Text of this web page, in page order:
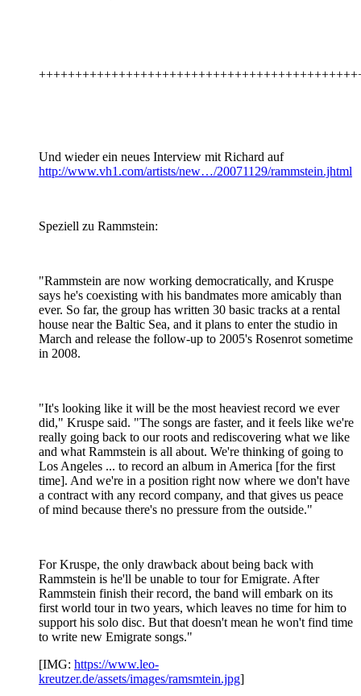
Und wieder ein neues Interview mit Richard auf
http://www.vh1.com/artists/new…/20071129/rammstein.jhtml
Speziell zu Rammstein:
"Rammstein are now working democratically, and Kruspe
says he's coexisting with his bandmates more amicably than
ever. So far, the group has written 30 basic tracks at a rental
house near the Baltic Sea, and it plans to enter the studio in
March and release the follow-up to 2005's Rosenrot sometime
in 2008.
"It's looking like it will be the most heaviest record we ever
did," Kruspe said. "The songs are faster, and it feels like we're
really going back to our roots and rediscovering what we like
and what Rammstein is all about. We're thinking of going to
Los Angeles ... to record an album in America [for the first
time]. And we're in a position right now where we don't have
a contract with any record company, and that gives us peace
of mind because there's no pressure from the outside."
For Kruspe, the only drawback about being back with
Rammstein is he'll be unable to tour for Emigrate. After
Rammstein finish their record, the band will embark on its
first world tour in two years, which leaves no time for him to
support his solo disc. But that doesn't mean he won't find time
to write new Emigrate songs."
[IMG: https://www.leo-
kreutzer.de/assets/images/ramsmtein.jpg]